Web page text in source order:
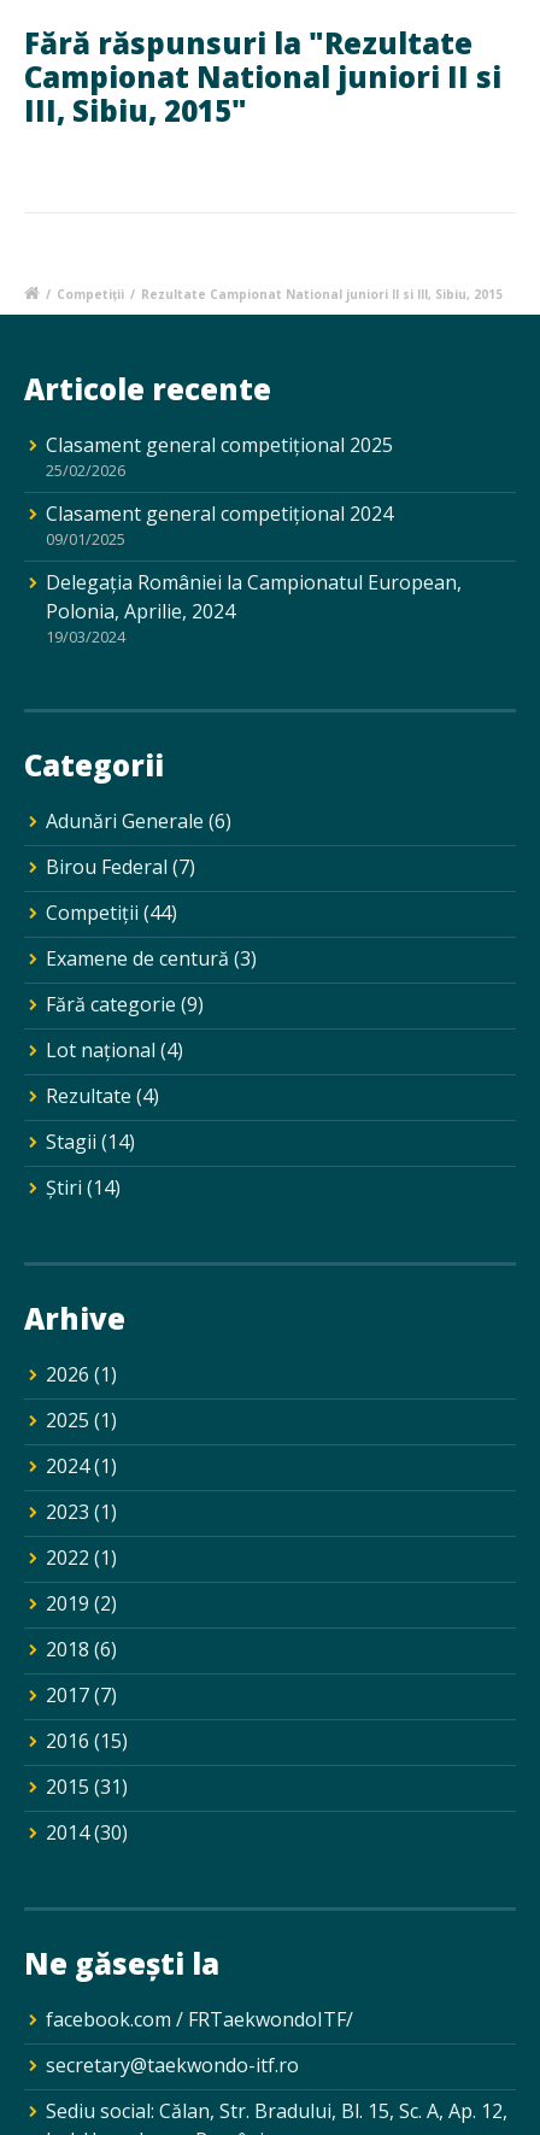
Fără răspunsuri la "Rezultate
Campionat National juniori II si
III, Sibiu, 2015"
/ Competiții / Rezultate Campionat National juniori II si III, Sibiu, 2015
Articole recente
Clasament general competițional 2025
25/02/2026
Clasament general competițional 2024
09/01/2025
Delegația României la Campionatul European,
Polonia, Aprilie, 2024
19/03/2024
Categorii
Adunări Generale (6)
Birou Federal (7)
Competiții (44)
Examene de centură (3)
Fără categorie (9)
Lot național (4)
Rezultate (4)
Stagii (14)
Ştiri (14)
Arhive
2026 (1)
2025 (1)
2024(1)
2023 (1)
2022 (1)
2019 (2)
2018 (6)
2017(7)
2016 (15)
2015 (31)
2014(30)
Ne găsești la
facebook.com / FRTaekwondoITF/
secretary@taekwondo-itf.ro
Sediu social: Călan, Str. Bradului, Bl. 15, Sc. A, Ap. 12,